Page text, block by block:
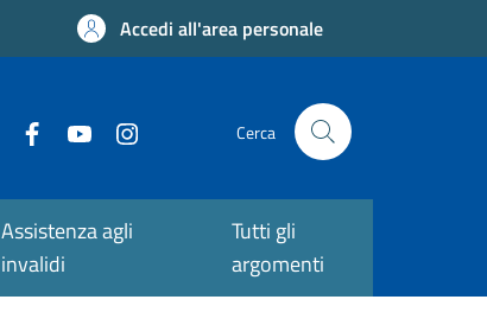
Accedi all'area personale
Cerca
Assistenza agli
invalidi
Tutti gli
argomenti